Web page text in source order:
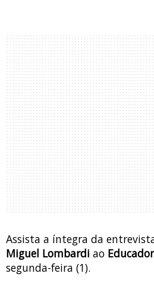
Assista a íntegra da
Miguel Lombardi ao
segunda-feira (1).